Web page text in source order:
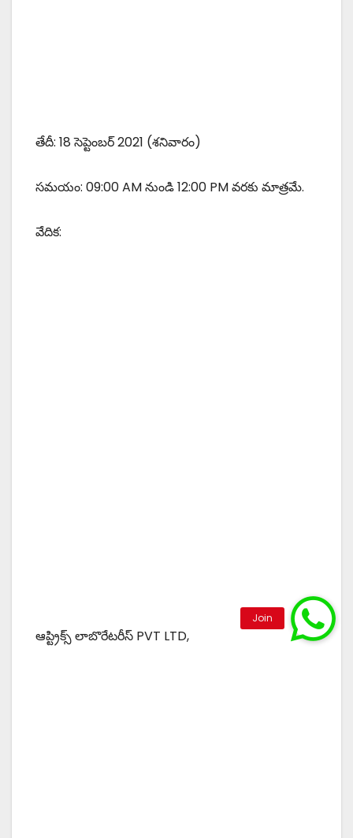
తేదీ: 18 సెప్టెంబర్ 2021 (శనివారం)
సమయం: 09:00 AM నుండి 12:00 PM వరకు మాత్రమే.
వేదిక:
ఆప్ట్రిక్స్ లాబొరేటరీస్ PVT LTD,